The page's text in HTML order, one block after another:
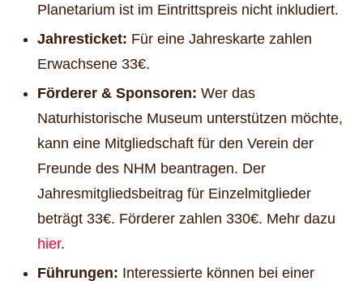
Planetarium ist im Eintrittspreis nicht inkludiert.
Jahresticket: Für eine Jahreskarte zahlen
Erwachsene 33€.
Förderer & Sponsoren: Wer das
Naturhistorische Museum unterstützen möchte,
kann eine Mitgliedschaft für den Verein der
Freunde des NHM beantragen. Der
Jahresmitgliedsbeitrag für Einzelmitglieder
beträgt 33€. Förderer zahlen 330€. Mehr dazu
hier.
Führungen: Interessierte können bei einer